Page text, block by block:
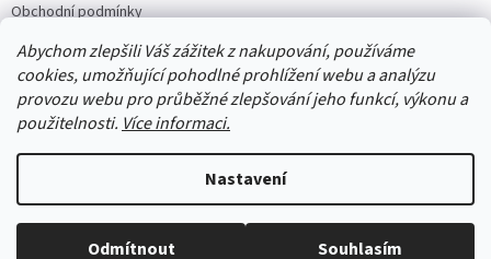
Abychom zlepšili Váš zážitek z nakupování, používáme
cookies, umožňující pohodlné prohlížení webu a analýzu
provozu webu pro průběžné zlepšování jeho funkcí, výkonu a
použitelnosti. Více informaci.
Nastavení
Odmítnout Souhlasím
í Obchodní podmínky
Vrácení/výměna/reklamace
Velkoobchod
Copyright 2026Červený Tulipán. Všechna práva vyhrazena.Upravit